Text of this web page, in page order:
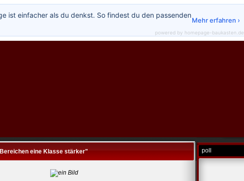
eine Klasse stärker" poll
ist einfacher als du denkst. So findest du den passenden
Mehr erfahren ›
powered by homepage-baukasten.de